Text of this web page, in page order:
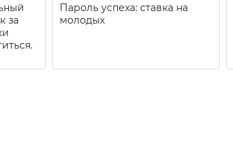
за
Пароль успеха: ставка на
молодых